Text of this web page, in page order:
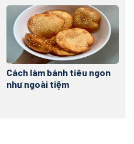
Cách làm bánh tiêu ngon
như ngoài tiệm